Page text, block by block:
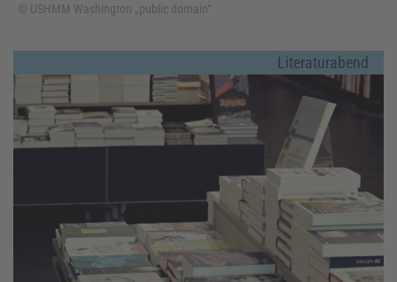
© USHMM Washington „public domain“
Literaturabend